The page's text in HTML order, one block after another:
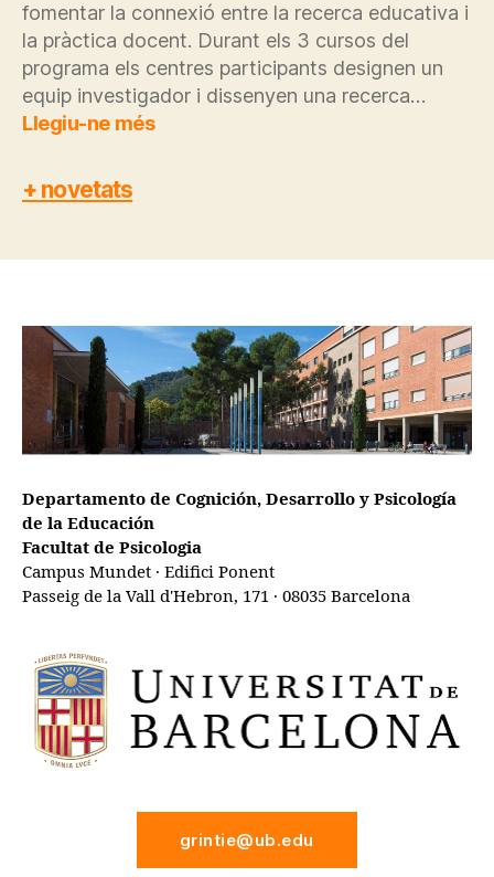
fomentar la connexió entre la recerca educativa i
la pràctica docent. Durant els 3 cursos del
programa els centres participants designen un
equip investigador i dissenyen una recerca…
Llegiu-ne més:
grintie
jornada
RecercAULA
+ novetats
Departamento de Cognición, Desarrollo y Psicología
de la Educación
Facultat de Psicologia
Campus Mundet · Edifici Ponent
Passeig de la Vall d'Hebron, 171 · 08035 Barcelona
grintie@ub.edu